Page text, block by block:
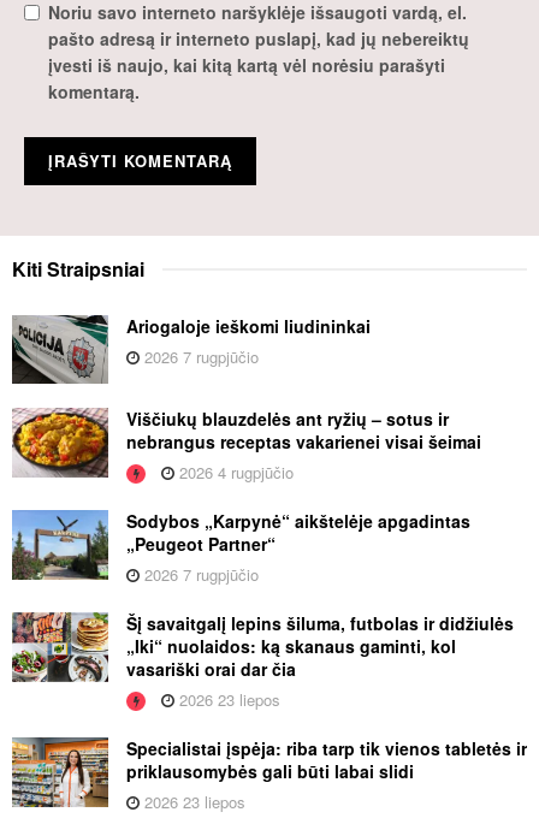
Noriu savo interneto naršyklėje išsaugoti vardą, el.
pašto adresą ir interneto puslapį, kad jų nebereiktų
įvesti iš naujo, kai kitą kartą vėl norėsiu parašyti
komentarą.
KitiStraipsniai
Ariogaloje ieškomi liudininkai
2026 7 rugpjūčio
Viščiukų blauzdelės ant ryžių – sotus ir
nebrangus receptas vakarienei visai šeimai
2026 4 rugpjūčio
Sodybos „Karpynė“ aikštelėje apgadintas
„Peugeot Partner“
2026 7 rugpjūčio
Šį savaitgalį lepins šiluma, futbolas ir didžiulės
„Iki“ nuolaidos: ką skanaus gaminti, kol
vasariški orai dar čia
2026 23 liepos
Specialistai įspėja: riba tarp tik vienos tabletės ir
priklausomybės gali būti labai slidi
2026 23 liepos